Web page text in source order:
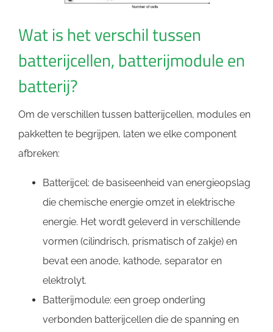
Wat is het verschil tussen
batterijcellen, batterijmodule en
batterij?
Om de verschillen tussen batterijcellen, modules en
pakketten te begrijpen, laten we elke component
afbreken:
Batterijcel: de basiseenheid van energieopslag
die chemische energie omzet in elektrische
energie. Het wordt geleverd in verschillende
vormen (cilindrisch, prismatisch of zakje) en
bevat een anode, kathode, separator en
elektrolyt.
Batterijmodule: een groep onderling
verbonden batterijcellen die de spanning en